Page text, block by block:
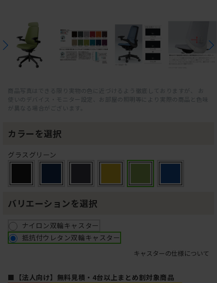
商品写真はできる限り実物の色に近づけるよう徹底しておりますが、 お
使いのデバイス・モニター設定、お部屋の照明等により実際の商品と色味
が異なる場合がございます。
カラーを選択
グラスグリーン
バリエーションを選択
ナイロン双輪キャスター
抵抗付ウレタン双輪キャスター
キャスターの仕様について
■【法人向け】無料見積・4台以上まとめ割対象商品